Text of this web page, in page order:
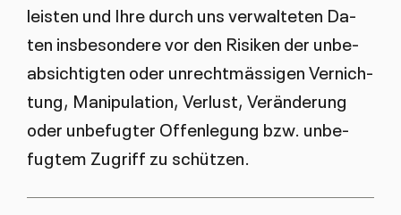
leis­ten und Ih­re durch uns ver­wal­te­ten Da­
ten ins­be­son­de­re vor den Ri­si­ken der un­be­
ab­sich­tig­ten oder un­recht­mäs­si­gen Ver­nich­
tung, Ma­ni­pu­la­ti­on, Ver­lust, Ver­än­de­rung
oder un­be­fug­ter Of­fen­le­gung bzw. un­be­
fug­tem Zu­griff zu schüt­zen.